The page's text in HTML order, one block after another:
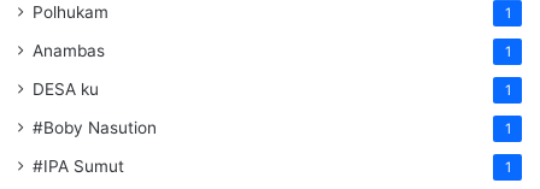
Polhukam 1
Anambas 1
DESA ku 1
#Boby Nasution 1
#IPA Sumut 1